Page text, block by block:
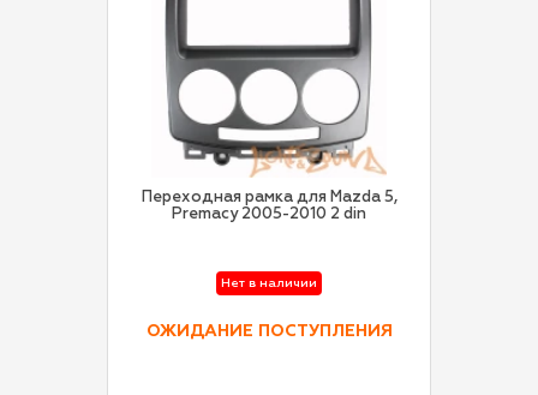
Переходная рамка для Mazda 5,
Premacy 2005-2010 2 din
Нет в наличии
ОЖИДАНИЕ ПОСТУПЛЕНИЯ